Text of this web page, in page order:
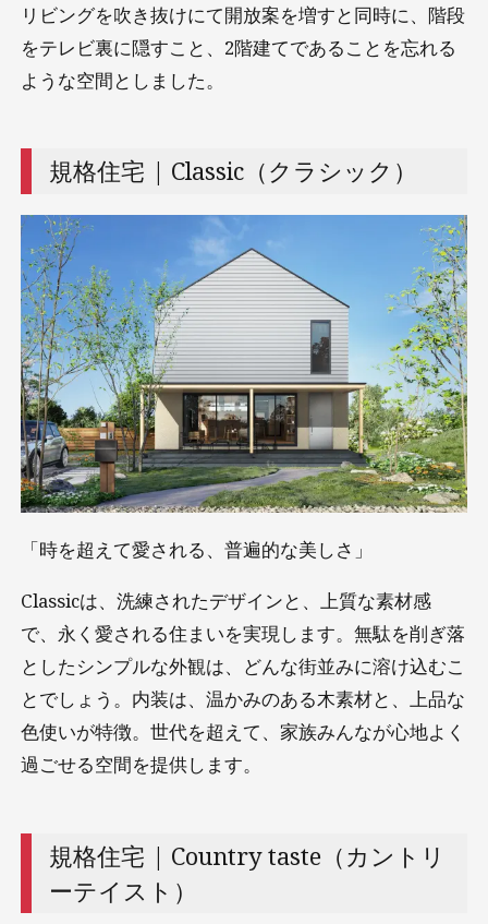
リビングを吹き抜けにて開放案を増すと同時に、階段
をテレビ裏に隠すこと、2階建てであることを忘れる
ような空間としました。
規格住宅 | Classic（クラシック）
「時を超えて愛される、普遍的な美しさ」
Classicは、洗練されたデザインと、上質な素材感
で、永く愛される住まいを実現します。無駄を削ぎ落
としたシンプルな外観は、どんな街並みに溶け込むこ
とでしょう。内装は、温かみのある木素材と、上品な
色使いが特徴。世代を超えて、家族みんなが心地よく
過ごせる空間を提供します。
規格住宅 | Country taste（カントリ
ーテイスト）